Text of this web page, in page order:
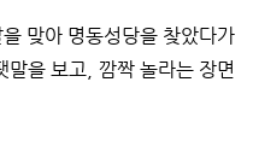
맞아 명동성당을 찾았다가
말을 보고, 깜짝 놀라는 장면